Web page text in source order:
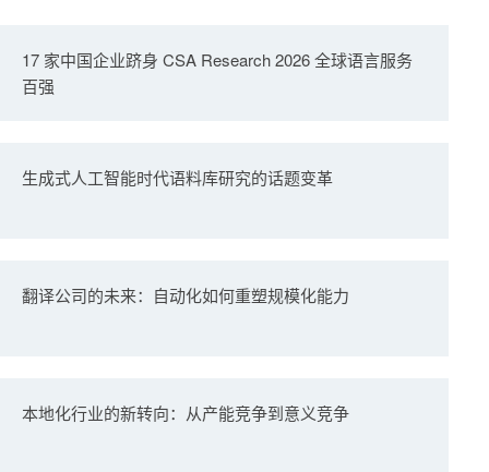
17 家中国企业跻身 CSA Research 2026 全球语言服务
百强
生成式人工智能时代语料库研究的话题变革
翻译公司的未来：自动化如何重塑规模化能力
本地化行业的新转向：从产能竞争到意义竞争